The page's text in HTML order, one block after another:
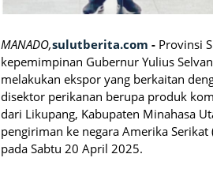
MANADO,sulutberita.com - Provinsi
kepemimpinan Gubernur Yulius
melakukan ekspor yang berkaitan
disektor perikanan berupa produk
dari Likupang, Kabupaten Minahasa
pengiriman ke negara Amerika
pada Sabtu 20 April 2025.